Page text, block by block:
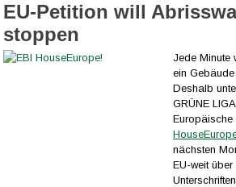
EU-Petition will
stoppen
Jede Minute
ein
Deshalb
GRÜNE
Europäische
nächsten
EU-weit